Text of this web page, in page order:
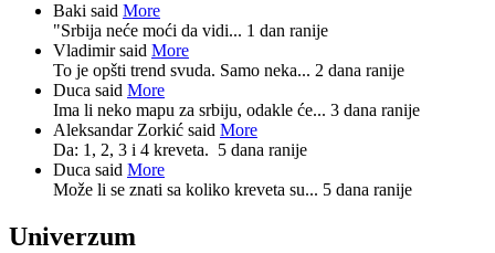
Baki said More
"Srbija neće moći da vidi... 1 dan ranije
Vladimir said More
To je opšti trend svuda. Samo neka... 2 dana ranije
Duca said More
Ima li neko mapu za srbiju, odakle će... 3 dana ranije
Aleksandar Zorkić said More
Da: 1, 2, 3 i 4 kreveta. 5 dana ranije
Duca said More
Može li se znati sa koliko kreveta su... 5 dana ranije
Univerzum